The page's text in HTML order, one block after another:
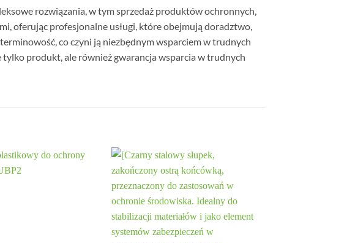
rozwiązania, w tym sprzedaż produktów ochronnych,
oferując profesjonalne usługi, które obejmują doradztwo,
co czyni ją niezbędnym wsparciem w trudnych
tylko produkt, ale również gwarancja wsparcia w trudnych